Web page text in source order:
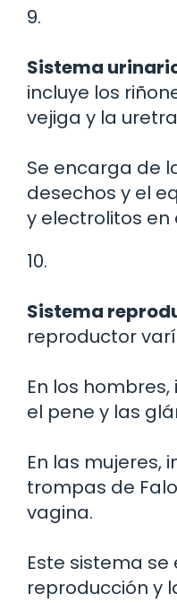
9.
Sistema
incluye los
vejiga y la
Se encarga de
desechos y el
y electrolitos en
10.
Sistema
reproductor
En los
el pene y las
En las mujeres,
trompas de
vagina.
Este sistema
reproducción y